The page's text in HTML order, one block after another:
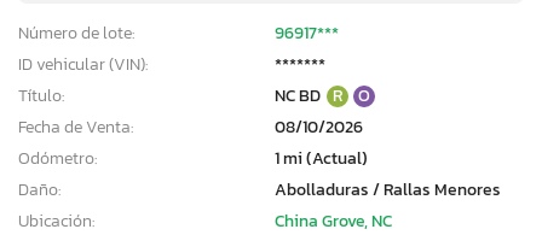
Número de lote:
96917***
ID vehicular (VIN):
*******
Título:
NC BD R O
Fecha de Venta:
08/10/2026
Odómetro:
1 mi (Actual)
Daño:
Abolladuras / Rallas Menores
Ubicación:
China Grove, NC